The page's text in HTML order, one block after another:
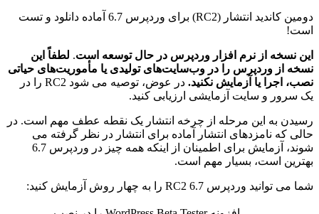
دومین کاندید انتشار (RC2) برای وردپرس 6.7 آماده دانلود و تست
است!
این نسخه از نرم افزار وردپرس در حال توسعه است. لطفاً این
نسخه از وردپرس را در وب‌سایت‌های تولیدی یا مأموریت‌های حیاتی
نصب، اجرا یا آزمایش نکنید.
در عوض، توصیه می شود RC2 را در
یک سرور و سایت آزمایشی ارزیابی کنید.
رسیدن به این مرحله از چرخه انتشار یک نقطه عطف مهم است. در
حالی که نامزدهای انتشار آماده برای انتشار در نظر گرفته می
شوند، آزمایش برای اطمینان از اینکه همه چیز در وردپرس 6.7
بهترین است، بسیار مهم است.
شما می توانید وردپرس 6.7 RC2 را به چهار روش آزمایش کنید: